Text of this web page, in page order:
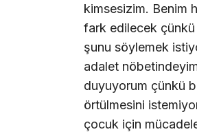
kimsesizim. Benim
fark edilecek
şunu söylemek
adalet
duyuyorum çünkü
örtülmesini
çocuk için